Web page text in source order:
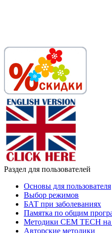
Раздел для пользователей
Основы для пользователя
Выбор режимов
БАТ при заболеваниях
Памятка по общим
Методики СЕМ ТЕСН на
Авторские методики